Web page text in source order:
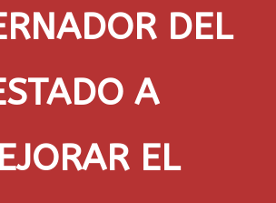
DEL
A
EL